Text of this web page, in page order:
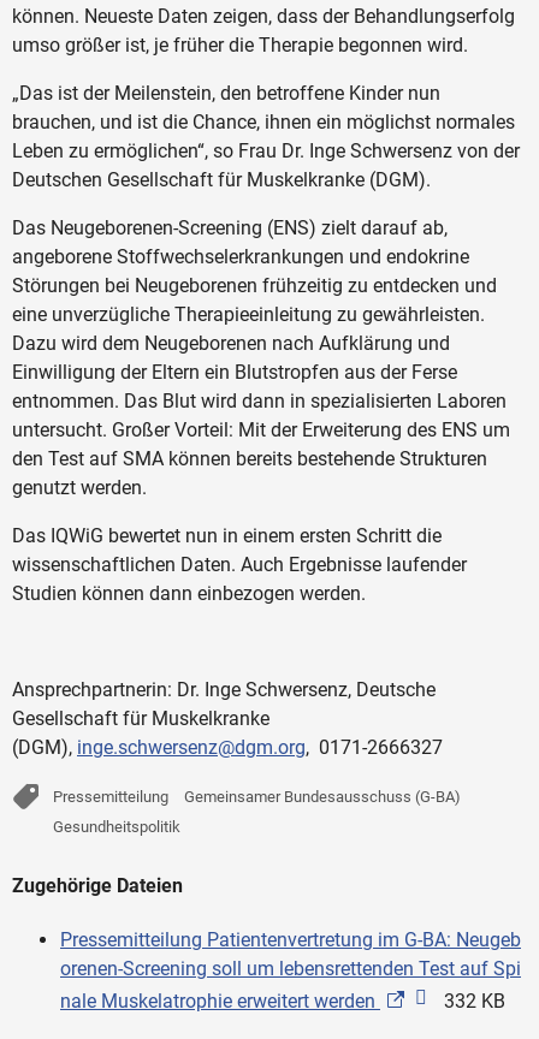
können. Neueste Daten zeigen, dass der Behandlungserfolg
umso größer ist, je früher die Therapie begonnen wird.
„Das ist der Meilenstein, den betroffene Kinder nun
brauchen, und ist die Chance, ihnen ein möglichst normales
Leben zu ermöglichen“, so Frau Dr. Inge Schwersenz von der
Deutschen Gesellschaft für Muskelkranke (DGM).
Das Neugeborenen-Screening (ENS) zielt darauf ab,
angeborene Stoffwechselerkrankungen und endokrine
Störungen bei Neugeborenen frühzeitig zu entdecken und
eine unverzügliche Therapieeinleitung zu gewährleisten.
Dazu wird dem Neugeborenen nach Aufklärung und
Einwilligung der Eltern ein Blutstropfen aus der Ferse
entnommen. Das Blut wird dann in spezialisierten Laboren
untersucht. Großer Vorteil: Mit der Erweiterung des ENS um
den Test auf SMA können bereits bestehende Strukturen
genutzt werden.
Das IQWiG bewertet nun in einem ersten Schritt die
wissenschaftlichen Daten. Auch Ergebnisse laufender
Studien können dann einbezogen werden.
Ansprechpartnerin: Dr. Inge Schwersenz, Deutsche
Gesellschaft für Muskelkranke
(DGM), inge.schwersenz@dgm.org, 0171-2666327
Pressemitteilung
Gemeinsamer Bundesausschuss (G-BA)
Gesundheitspolitik
Zugehörige Dateien
Pressemitteilung Patientenvertretung im G-BA: Neugeb
orenen-Screening soll um lebensrettenden Test auf Spi
nale Muskelatrophie erweitert werden
332 KB